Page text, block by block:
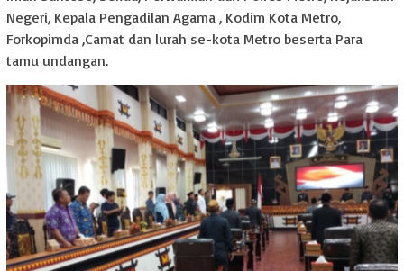
Negeri, Kepala Pengadilan Agama , Kodim Kota Metro,
Forkopimda ,Camat dan lurah se-kota Metro beserta Para
tamu undangan.